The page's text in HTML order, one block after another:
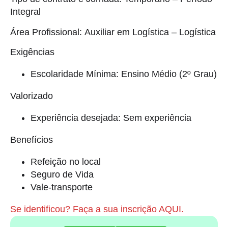
Integral
Área Profissional: Auxiliar em Logística – Logística
Exigências
Escolaridade Mínima: Ensino Médio (2º Grau)
Valorizado
Experiência desejada: Sem experiência
Benefícios
Refeição no local
Seguro de Vida
Vale-transporte
Se identificou? Faça a sua inscrição AQUI.